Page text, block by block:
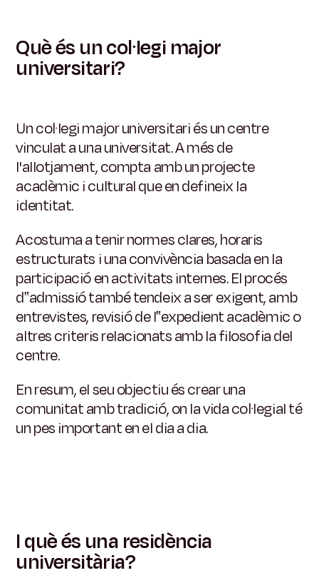
Què és un col·legi major
universitari?
Un col·legi major universitari és un centre
vinculat a una universitat. A més de
l'allotjament, compta amb un projecte
acadèmic i cultural que en defineix la
identitat.
Acostuma a tenir normes clares, horaris
estructurats i una convivència basada en la
participació en activitats internes. El procés
d‟admissió també tendeix a ser exigent, amb
entrevistes, revisió de l‟expedient acadèmic o
altres criteris relacionats amb la filosofia del
centre.
En resum, el seu objectiu és crear una
comunitat amb tradició, on la vida col·legial té
un pes important en el dia a dia.
I què és una residència
universitària?